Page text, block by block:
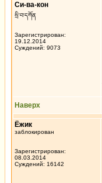
Си-ва-кон
སྲི་བ་དཀོན
Зарегистрирован:
19.12.2014
Суждений: 9073
Наверх
Ёжик
заблокирован
Зарегистрирован:
08.03.2014
Суждений: 16142